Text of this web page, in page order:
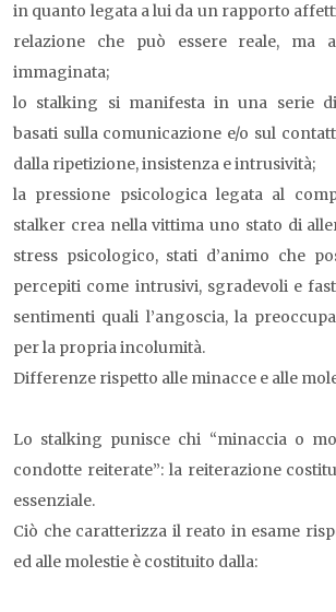
in quanto legata a lui da un rapporto
relazione che può essere reale, ma
immaginata;
lo stalking si manifesta in una serie
basati sulla comunicazione e/o sul
dalla ripetizione, insistenza e intrusività;
la pressione psicologica legata al
stalker crea nella vittima uno stato di
stress psicologico, stati d’animo che
percepiti come intrusivi, sgradevoli e
sentimenti quali l’angoscia, la
per la propria incolumità.
Differenze rispetto alle minacce e alle
Lo stalking punisce chi “minaccia o
condotte reiterate”: la reiterazione
essenziale.
Ciò che caratterizza il reato in esame
ed alle molestie è costituito dalla: